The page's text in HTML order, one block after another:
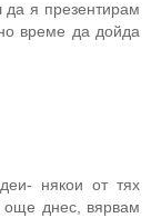
да я презентирам
време да дойда
някои от тях
още днес, вярвам